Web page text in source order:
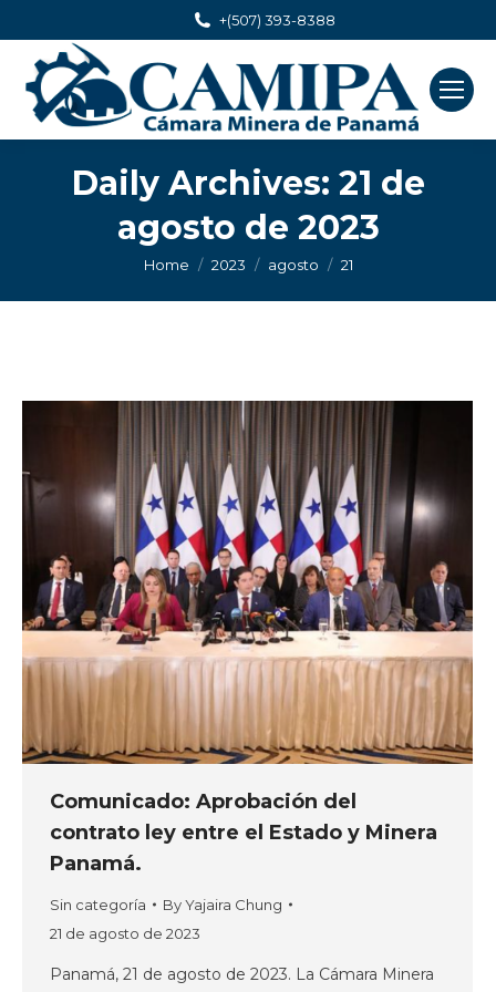
+(507) 393-8388
Daily Archives: 21 de
agosto de 2023
You are here:
Home 2023 agosto 21
Comunicado: Aprobación del
contrato ley entre el Estado y Minera
Panamá.
Sin categoría ByYajaira Chung
21 de agosto de 2023
Panamá, 21 de agosto de 2023. La Cámara Minera